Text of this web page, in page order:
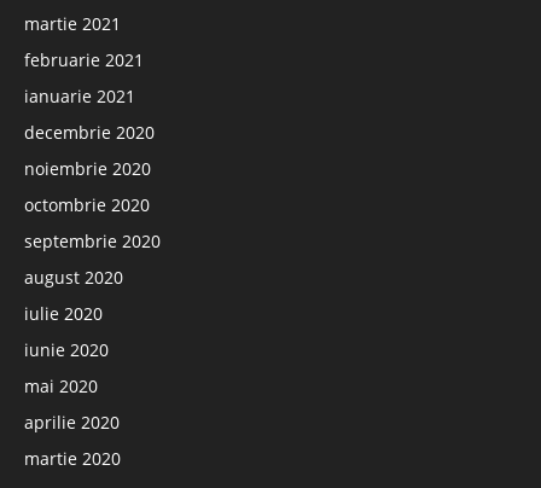
martie 2021
februarie 2021
ianuarie 2021
decembrie 2020
noiembrie 2020
octombrie 2020
septembrie 2020
august 2020
iulie 2020
iunie 2020
mai 2020
aprilie 2020
martie 2020